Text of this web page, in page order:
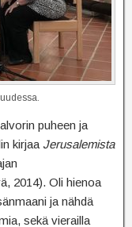
puheen ja
kirjaa Jerusalemista
2014). Oli hienoa
ja nähdä
sekä vierailla